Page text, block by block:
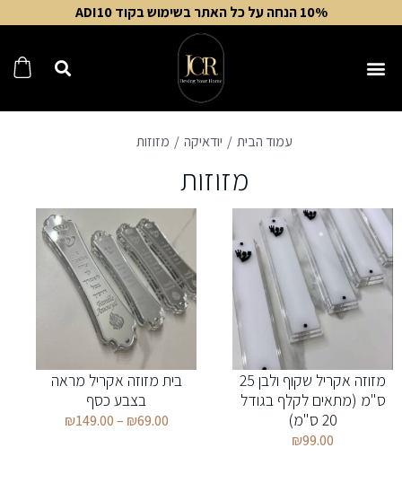
10% הנחה על כל האתר בשימוש בקוד ADI10
עמוד הבית יודאיקה מזוזות
מזוזות
מזוזה אקריל שקוף ולבן 25
ס"מ (מתאים לקלף בגודל
20 ס"מ)
₪99.00
בית מזוזה אקריל מראה
בצבע כסף
₪69.00
–
₪149.00